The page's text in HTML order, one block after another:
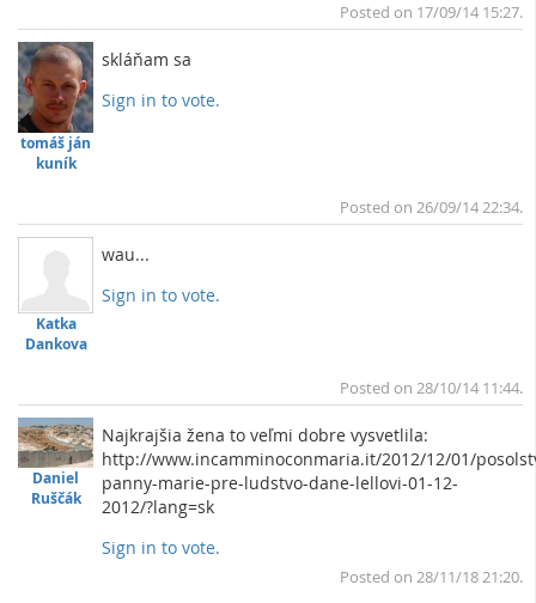
Posted on 17/09/14 15:27.
tomáš ján
kuník
skláňam sa
Sign in to vote.
Posted on 26/09/14 22:34.
Katka
Dankova
wau...
Sign in to vote.
Posted on 28/10/14 11:44.
Daniel
Ruščák
Najkrajšia žena to veľmi dobre vysvetlila:
http://www.incamminoconmaria.it/2012/12/01/
panny-marie-pre-ludstvo-dan­e-lellovi-01-12-
2012/?lang=sk
Sign in to vote.
Top
Posted on 28/11/18 21:20.